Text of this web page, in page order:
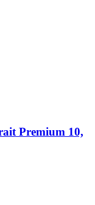
Premium 10,